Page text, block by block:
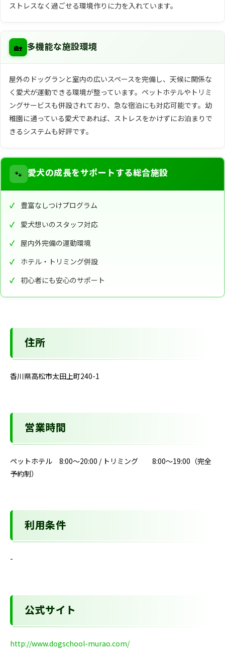
ストレスなく過ごせる環境作りに力を入れています。
🏡 多機能な施設環境
屋外のドッグランと室内の広いスペースを完備し、天候に関係な
く愛犬が運動できる環境が整っています。ペットホテルやトリミ
ングサービスも併設されており、急な宿泊にも対応可能です。幼
稚園に通っている愛犬であれば、ストレスをかけずにお泊まりで
きるシステムも好評です。
🐾 愛犬の成長をサポートする総合施設
豊富なしつけプログラム
愛犬想いのスタッフ対応
屋内外完備の運動環境
ホテル・トリミング併設
初心者にも安心のサポート
住所
香川県高松市太田上町240-1
営業時間
ペットホテル 8:00～20:00 / トリミング 8:00～19:00（完全
予約制）
利用条件
-
公式サイト
http://www.dogschool-murao.com/